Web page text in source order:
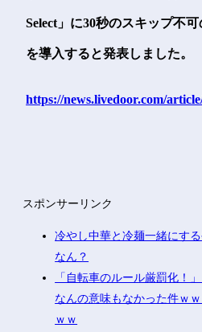
Select」に30秒のスキップ不
を導入すると発表しました。
https://news.livedoor.com/
スポンサーリンク
冷やし中華と冷麺一緒にす
なん？
「自転車のルール厳罰化！
なんの意味もなかった件ｗ
ｗｗ